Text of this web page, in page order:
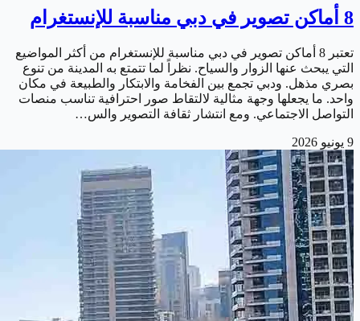
8 أماكن تصوير في دبي مناسبة للإنستغرام
تعتبر 8 أماكن تصوير في دبي مناسبة للإنستغرام من أكثر المواضيع
التي يبحث عنها الزوار والسياح. نظراً لما تتمتع به المدينة من تنوع
بصري مذهل. ودبي تجمع بين الفخامة والابتكار والطبيعة في مكان
واحد. ما يجعلها وجهة مثالية لالتقاط صور احترافية تناسب منصات
التواصل الاجتماعي. ومع انتشار ثقافة التصوير والس…
9 يونيو 2026